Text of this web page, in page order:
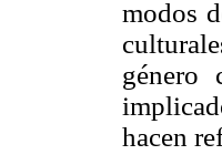
modos
género
hacen